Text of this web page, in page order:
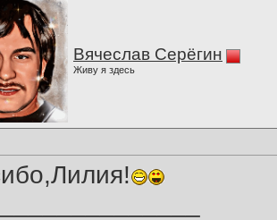
Вячеслав Серёгин
Живу я здесь